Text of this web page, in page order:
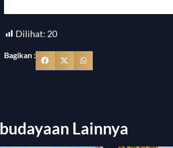
Dilihat: 20
Bagikan :
Lainnya